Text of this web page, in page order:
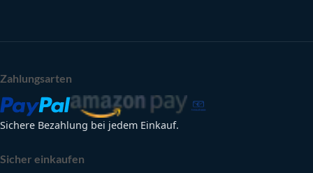
Zahlungsarten
Sichere Bezahlung bei jedem Einkauf.
Sicher einkaufen